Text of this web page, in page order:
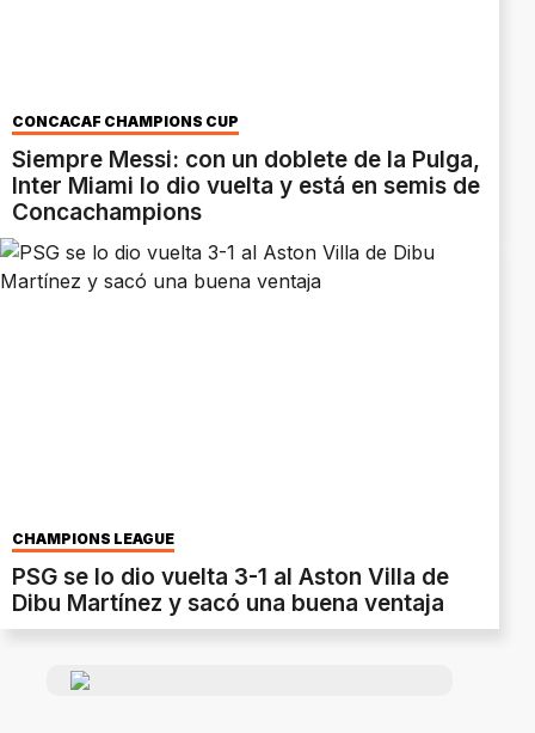
CONCACAF CHAMPIONS CUP
Siempre Messi: con un doblete de la Pulga,
Inter Miami lo dio vuelta y está en semis de
Concachampions
CHAMPIONS LEAGUE
PSG se lo dio vuelta 3-1 al Aston Villa de
Dibu Martínez y sacó una buena ventaja